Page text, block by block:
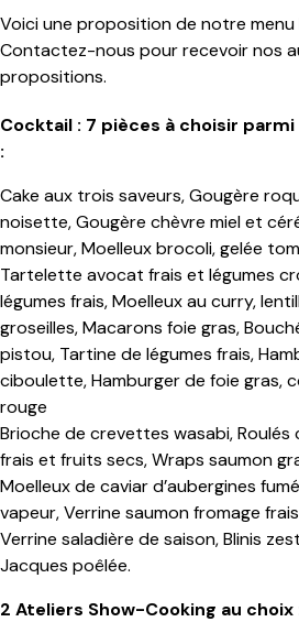
Voici une proposition de notre menu
Contactez-nous pour recevoir nos
propositions.
Cocktail : 7 pièces à choisir
:
Cake aux trois saveurs, Gougère
noisette, Gougère chèvre miel et
monsieur, Moelleux brocoli, gelée
Tartelette avocat frais et légumes
légumes frais, Moelleux au curry,
groseilles, Macarons foie gras,
pistou, Tartine de légumes frais,
ciboulette, Hamburger de foie gras,
rouge
Brioche de crevettes wasabi,
frais et fruits secs, Wraps saumon
Moelleux de caviar d’aubergines
vapeur, Verrine saumon fromage
Verrine saladière de saison, Blinis
Jacques poêlée.
2 Ateliers Show-Cooking au choix